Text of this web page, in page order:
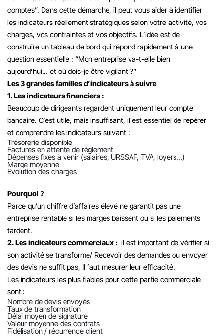
comptes”. Dans cette démarche, il peut vous aider à identifier
les indicateurs réellement stratégiques selon votre activité, vos
charges, vos contraintes et vos objectifs. L’idée est de
construire un tableau de bord qui répond rapidement à une
question essentielle : “Mon entreprise va-t-elle bien
aujourd’hui… et où dois-je être vigilant ?”
Les 3 grandes familles d’indicateurs à suivre
1. Les indicateurs financiers :
Beaucoup de dirigeants regardent uniquement leur compte
bancaire. C’est utile, mais insuffisant, il est essentiel de repérer
et comprendre les indicateurs suivant :
Trésorerie disponible
Factures en attente de règlement
Dépenses fixes à venir (salaires, URSSAF, TVA, loyers…)
Marge moyenne
Évolution des charges
Pourquoi ?
Parce qu’un chiffre d’affaires élevé ne garantit pas une
entreprise rentable si les marges baissent ou si les paiements
tardent.
2. Les indicateurs commerciaux : il est important de vérifier si
son activité se transforme/ Recevoir des demandes ou envoyer
des devis ne suffit pas, Il faut mesurer leur efficacité.
Les indicateurs les plus fiables pour cette partie commerciale
sont :
Nombre de devis envoyés
Taux de transformation
Délai moyen de signature
Valeur moyenne des contrats
Fidélisation / récurrence client